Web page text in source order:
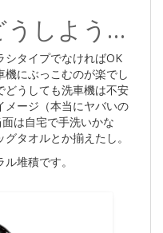
うしよう…
シタイプでなければOK
機にぶっこむのが楽でし
どうしても洗車機は不安
メージ（本当にヤバいの
は自宅で手洗いかな
タオルとか揃えたし。
堆積です。